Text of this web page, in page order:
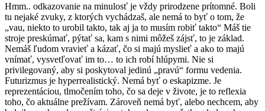
Hmm.. odkazovanie na minulosť je vždy prirodzene prítomné. Boli
tu nejaké zvuky, z ktorých vychádzaš, ale nemá to byť o tom, že
„vau, niekto to urobil takto, tak aj ja to musím robiť takto“ Máš tie
stroje preskúmať, pýtať sa, kam s nimi môžeš zájsť, to je základ.
Nemáš ľudom vravieť a kázať, čo si majú myslieť a ako to majú
vnímať, vysvetľovať im to… to ich robí hlúpymi. Nie si
privilegovaný, aby si poskytoval jedinú „pravú“ formu vedenia.
Futurizmus je hyperrealistický. Nemá byť o eskapizme. Je
reprezentáciou, tlmočením toho, čo sa deje v živote, je to reflexia
toho, čo aktuálne prežívam. Zároveň nemá byť, alebo nechcem, aby